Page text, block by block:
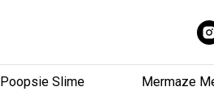
Poopsie Slime Mermaze
Poopsie Slime Mermaze